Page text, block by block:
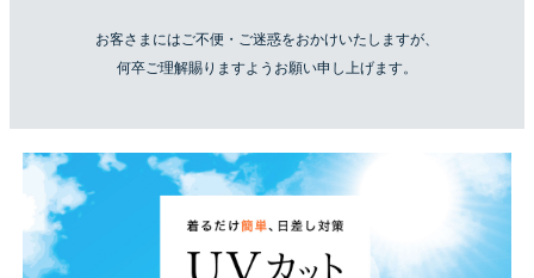
お客さまにはご不便・ご迷惑をおかけいたしますが、
何卒ご理解賜りますようお願い申し上げます。